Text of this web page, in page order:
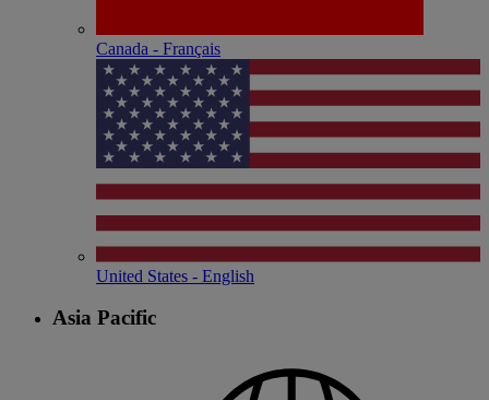
Canada - Français
United States - English
Asia Pacific